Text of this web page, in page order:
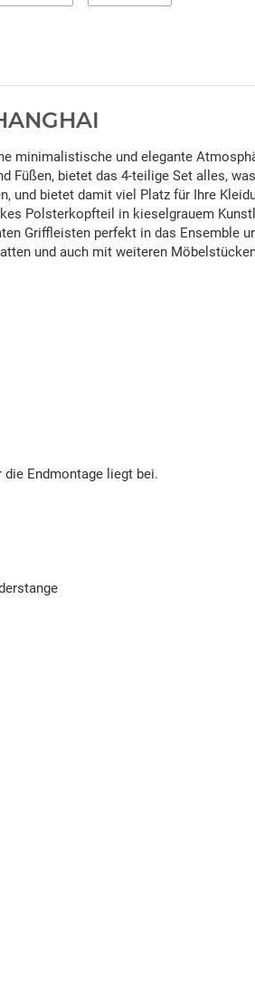
minimalistische und elegante
Füßen, bietet das 4-teilige Set alles,
und bietet damit viel Platz für Ihre
Polsterkopfteil in kieselgrauem
Griffleisten perfekt in das
und auch mit weiteren
Endmontage liegt bei.